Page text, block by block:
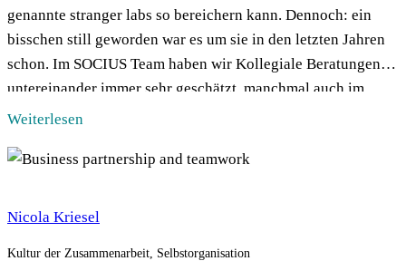
genannte stranger labs so bereichern kann. Dennoch: ein
bisschen still geworden war es um sie in den letzten Jahren
schon. Im SOCIUS Team haben wir Kollegiale Beratungen
untereinander immer sehr geschätzt, manchmal auch im
Super-Schnell-Format von fünfzehn Minuten […]
Weiterlesen
Nicola Kriesel
Kultur der Zusammenarbeit, Selbstorganisation